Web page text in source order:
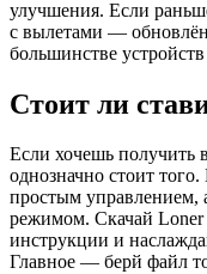
улучшения. Если
с вылетами —
большинстве
Стоит ли
Если хочешь получить
однозначно стоит
простым управлением,
режимом. Скачай
инструкции и
Главное — берй файл